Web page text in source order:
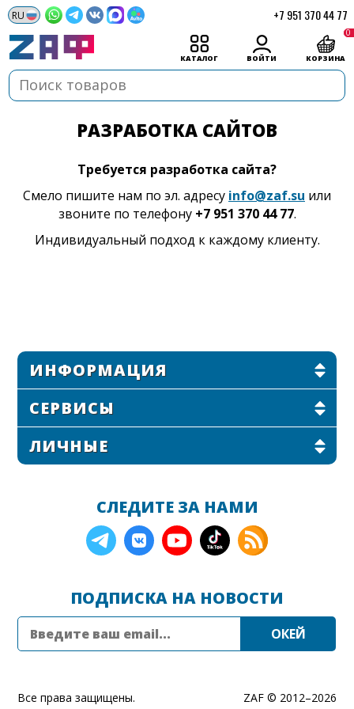
+7 951 370 44 77
КАТАЛОГ ВОЙТИ КОРЗИНА
0
РАЗРАБОТКА САЙТОВ
Требуется разработка сайта?
Смело пишите нам по эл. адресу info@zaf.su или
звоните по телефону +7 951 370 44 77.
Индивидуальный подход к каждому клиенту.
ИНФОРМАЦИЯ
СЕРВИСЫ
ЛИЧНЫЕ
СЛЕДИТЕ ЗА НАМИ
ПОДПИСКА НА НОВОСТИ
ZAF © 2012–2026
Все права защищены.